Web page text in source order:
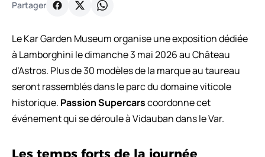
Partager
Le Kar Garden Museum organise une exposition dédiée
à Lamborghini le dimanche 3 mai 2026 au Château
d’Astros. Plus de 30 modèles de la marque au taureau
seront rassemblés dans le parc du domaine viticole
historique. Passion Supercarscoordonne cet
événement qui se déroule à Vidauban dans le Var.
Les temps forts de la journée